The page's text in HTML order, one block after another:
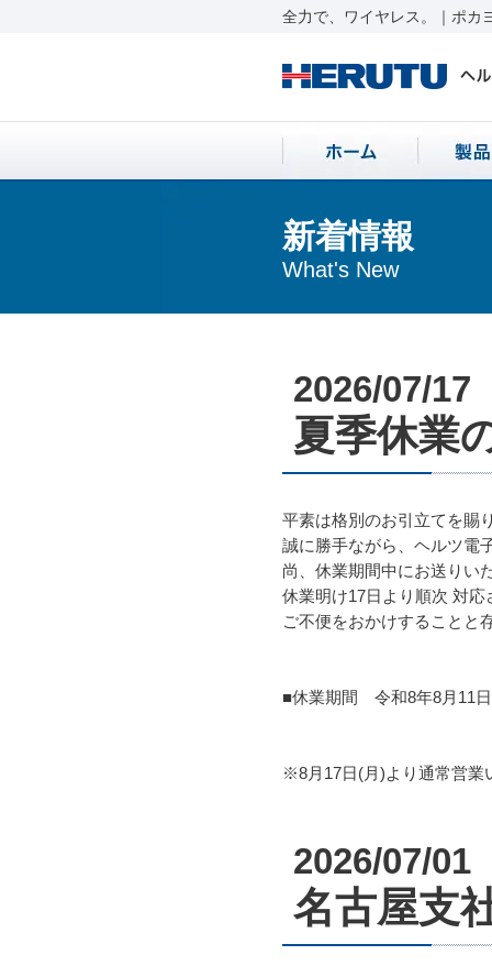
全力で、ワイヤレス。｜ポカ
新着情報
What's New
2026/07/17
夏季休業
平素は格別のお引立てを賜
誠に勝手ながら、ヘルツ電
尚、休業期間中にお送りい
休業明け17日より順次 対
ご不便をおかけすることと
■休業期間 令和8年8月11
※8月17日(月)より通常営業
2026/07/01
名古屋支